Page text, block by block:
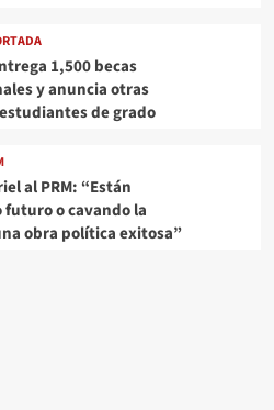
1,500 becas
y anuncia otras
de grado
al PRM: “Están
o cavando la
obra política exitosa”